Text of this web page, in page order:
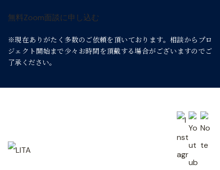
無料Zoom面談に申し込む
※現在ありがたく多数のご依頼を頂いております。相談からプロ
ジェクト開始まで少々お時間を頂戴する場合がございますのでご
了承ください。